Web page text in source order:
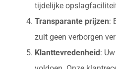
tijdelijke
Transparante prijzen:
zult geen verborgen
Klanttevredenheid: